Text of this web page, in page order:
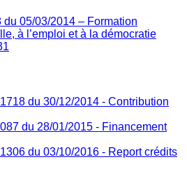
du 05/03/2014 – Formation
à l’emploi et à la démocratie
du 30/12/2014 - Contribution
du 28/01/2015 - Financement
du 03/10/2016 - Report crédits